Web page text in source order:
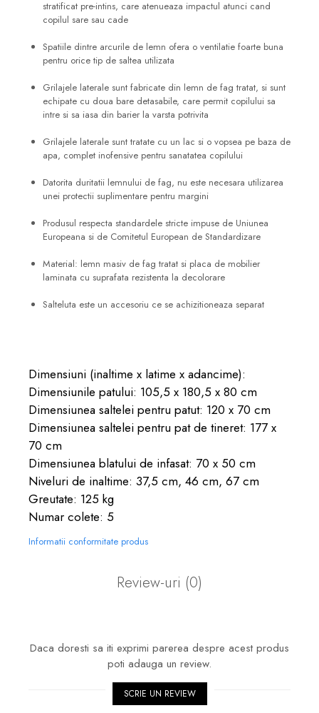
stratificat pre-intins, care atenueaza impactul atunci cand
copilul sare sau cade
Spatiile dintre arcurile de lemn ofera o ventilatie foarte buna
pentru orice tip de saltea utilizata
Grilajele laterale sunt fabricate din lemn de fag tratat, si sunt
echipate cu doua bare detasabile, care permit copilului sa
intre si sa iasa din barier la varsta potrivita
Grilajele laterale sunt tratate cu un lac si o vopsea pe baza de
apa, complet inofensive pentru sanatatea copilului
Datorita duritatii lemnului de fag, nu este necesara utilizarea
unei protectii suplimentare pentru margini
Produsul respecta standardele stricte impuse de Uniunea
Europeana si de Comitetul European de Standardizare
Material: lemn masiv de fag tratat si placa de mobilier
laminata cu suprafata rezistenta la decolorare
Salteluta este un accesoriu ce se achizitioneaza separat
Dimensiuni (inaltime x latime x adancime):
Dimensiunile patului: 105,5 x 180,5 x 80 cm
Dimensiunea saltelei pentru patut: 120 x 70 cm
Dimensiunea saltelei pentru pat de tineret: 177 x
70 cm
Dimensiunea blatului de infasat: 70 x 50 cm
Niveluri de inaltime: 37,5 cm, 46 cm, 67 cm
Greutate: 125 kg
Numar colete: 5
Informatii conformitate produs
Review-uri (0)
Daca doresti sa iti exprimi parerea despre acest produs
poti adauga un review.
SCRIE UN REVIEW